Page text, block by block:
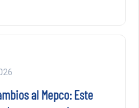
al Mepco: Este